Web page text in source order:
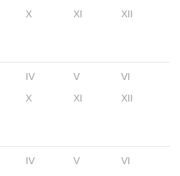
X XI XII
IV V
VI
X XI XII
IV V
VI